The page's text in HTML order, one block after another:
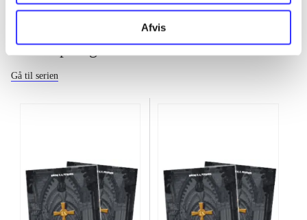
Afvis
Den 9. paragraf
Gå til serien